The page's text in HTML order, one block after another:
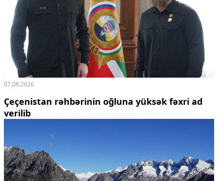
07.08.2026
Çeçenistan rəhbərinin oğluna yüksək fəxri ad
verilib